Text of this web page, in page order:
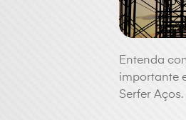
Entenda
importante
Serfer Aços.